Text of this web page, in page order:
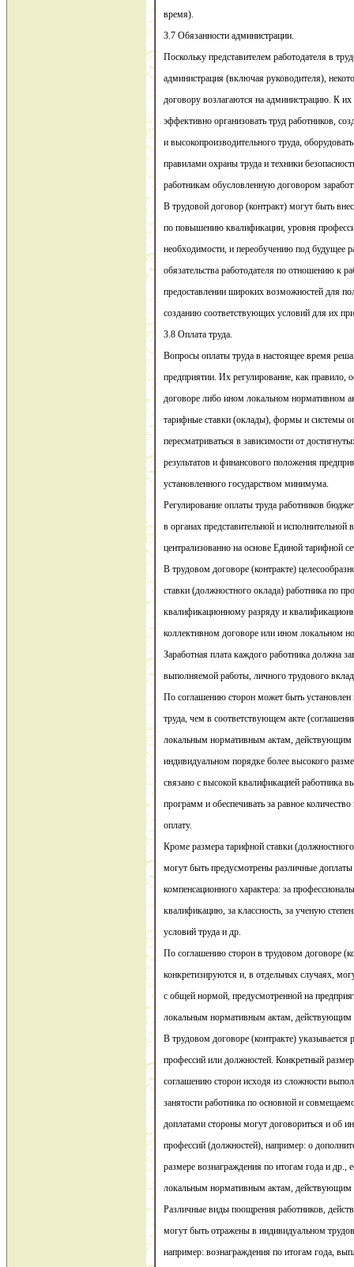
время).
3.7 Обязанности администрации.
Поскольку представителем работодателя в
администрация (включая руководителя),
договору возлагаются на администрацию. К их
эффективно организовать труд работников,
и высокопроизводительного труда,
правилами охраны труда и техники
работникам обусловленную договором
В трудовой договор (контракт) могут быть
по повышению квалификации, уровня
необходимости, и переобучению под будущее
обязательства работодателя по отношению к
предоставлении широких возможностей для
созданию соответствующих условий для их
3.8 Оплата труда.
Вопросы оплаты труда в настоящее время
предприятии. Их регулирование, как правило,
договоре либо ином локальном нормативном
тарифные ставки (оклады), формы и системы
пересматриваться в зависимости от
результатов и финансового положения
установленного государством минимума.
Регулирование оплаты труда работников
в органах представительной и исполнительной
централизованно на основе Единой тарифной
В трудовом договоре (контракте)
ставки (должностного оклада) работника по
квалификационному разряду и
коллективном договоре или ином локальном
Заработная плата каждого работника должна
выполняемой работы, личного трудового
По соглашению сторон может быть
труда, чем в соответствующем акте
локальным нормативным актам, действующим
индивидуальном порядке более высокого
связано с высокой квалификацией работника
программ и обеспечивать за равное
оплату.
Кроме размера тарифной ставки
могут быть предусмотрены различные
компенсационного характера: за
квалификацию, за классность, за ученую
условий труда и др.
По соглашению сторон в трудовом договоре
конкретизируются и, в отдельных случаях,
с общей нормой, предусмотренной на
локальным нормативным актам, действующим
В трудовом договоре (контракте) указывается
профессий или должностей. Конкретный
соглашению сторон исходя из сложности
занятости работника по основной и
доплатами стороны могут договориться и об
профессий (должностей), например: о
размере вознаграждения по итогам года и др.,
локальным нормативным актам, действующим
Различные виды поощрения работников,
могут быть отражены в индивидуальном
например: вознаграждения по итогам года,